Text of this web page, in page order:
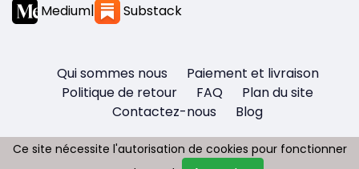
Medium| Substack
Qui sommes nous
Paiement et livraison
Politique de retour
FAQ
Plan du site
Contactez-nous
Blog
Ce site nécessite l'autorisation de cookies pour fonctionner
Ce site nécessite l'autorisation de cookies pour fonctionner